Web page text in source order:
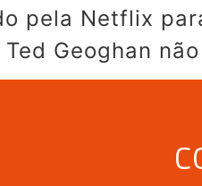
pela Netflix
Geoghan